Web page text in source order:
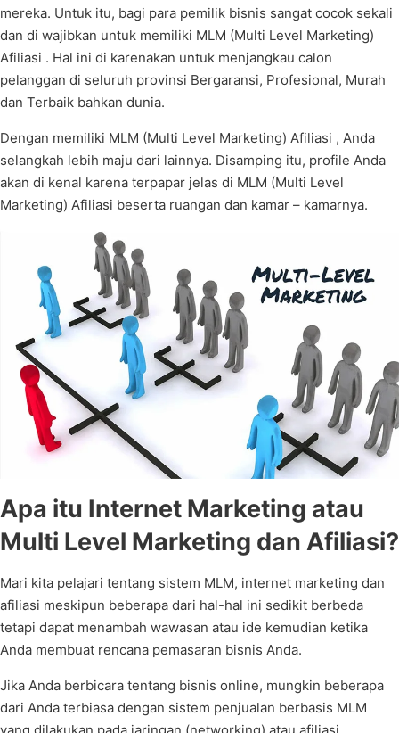
mereka. Untuk itu, bagi para pemilik bisnis sangat cocok sekali
dan di wajibkan untuk memiliki MLM (Multi Level Marketing)
Afiliasi . Hal ini di karenakan untuk menjangkau calon
pelanggan di seluruh provinsi Bergaransi, Profesional, Murah
dan Terbaik bahkan dunia.
Dengan memiliki MLM (Multi Level Marketing) Afiliasi , Anda
selangkah lebih maju dari lainnya. Disamping itu, profile Anda
akan di kenal karena terpapar jelas di MLM (Multi Level
Marketing) Afiliasi beserta ruangan dan kamar – kamarnya.
Apa itu Internet Marketing atau
Multi Level Marketing dan Afiliasi?
Mari kita pelajari tentang sistem MLM, internet marketing dan
afiliasi meskipun beberapa dari hal-hal ini sedikit berbeda
tetapi dapat menambah wawasan atau ide kemudian ketika
Anda membuat rencana pemasaran bisnis Anda.
Jika Anda berbicara tentang bisnis online, mungkin beberapa
dari Anda terbiasa dengan sistem penjualan berbasis MLM